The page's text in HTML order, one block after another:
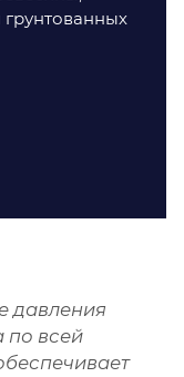
давления
по всей